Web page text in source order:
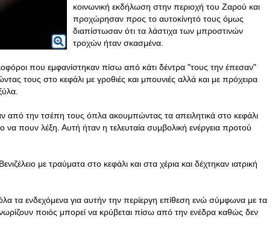
κοινωνική εκδήλωση στην περιοχή του Ζαρού και
προχώρησαν προς το αυτοκίνητό τους όμως
διαπίστωσαν ότι τα λάστιχα των μπροστινών
τροχών ήταν σκασμένα.
που εμφανίστηκαν πίσω από κάτι δέντρα "τους την έπεσαν"
τους στο κεφάλι με γροθιές και μπουνιές αλλά και με πρόχειρα
από την τσέπη τους όπλα ακουμπώντας τα απειλητικά στο κεφάλι
πουν λέξη. Αυτή ήταν η τελευταία συμβολική ενέργεια προτού
με τραύματα στο κεφάλι και στα χέρια και δέχτηκαν ιατρική
τα ενδεχόμενα για αυτήν την περίεργη επίθεση ενώ σύμφωνα με τα
ποιός μπορεί να κρύβεται πίσω από την ενέδρα καθώς δεν